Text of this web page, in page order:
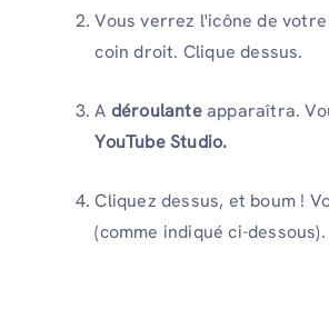
Vous verrez l'icône de
coin droit. Clique dessus.
A déroulanteapparaîtra.
YouTube Studio.
Cliquez dessus, et boum !
(comme indiqué ci-dessous).